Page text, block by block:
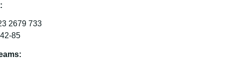
2679 733
85